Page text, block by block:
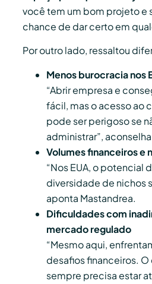
você tem um bom projeto e
chance de dar certo em
Por outro lado, ressaltou
Menos burocracia nos
“Abrir empresa e
fácil, mas o acesso ao
pode ser perigoso se
administrar”,
Volumes financeiros e
“Nos EUA, o potencial
diversidade de nichos
aponta Mastandrea.
Dificuldades com
mercado regulado
“Mesmo aqui,
desafios financeiros.
sempre precisa estar